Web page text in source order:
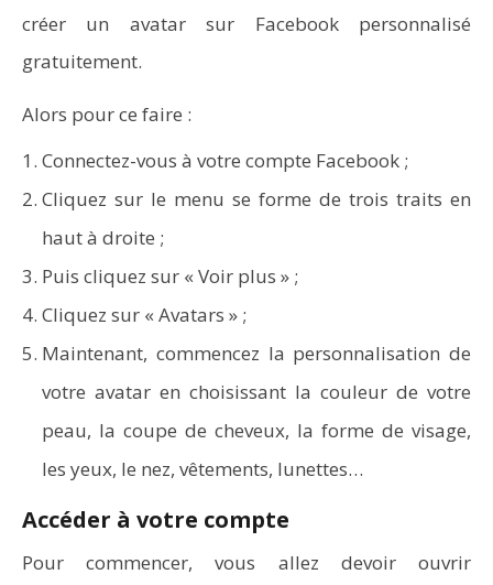
Word en PDF : les outils qui respectent la mise en
page
créer un avatar sur Facebook personnalisé
gratuitement.
Alors pour ce faire :
Connectez-vous à votre compte Facebook ;
Cliquez sur le menu se forme de trois traits en
haut à droite ;
Puis cliquez sur « Voir plus » ;
Cliquez sur « Avatars » ;
Maintenant, commencez la personnalisation de
votre avatar en choisissant la couleur de votre
peau, la coupe de cheveux, la forme de visage,
les yeux, le nez, vêtements, lunettes…
Accéder à votre compte
Pour commencer, vous allez devoir ouvrir